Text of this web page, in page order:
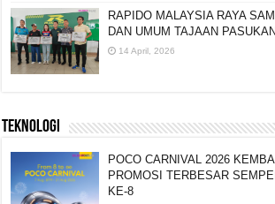
RAPIDO MALAYSIA RAYA
DAN UMUM TAJAAN PASUKAN
14 April, 2026
TEKNOLOGI
POCO CARNIVAL 2026
PROMOSI TERBESAR
KE-8